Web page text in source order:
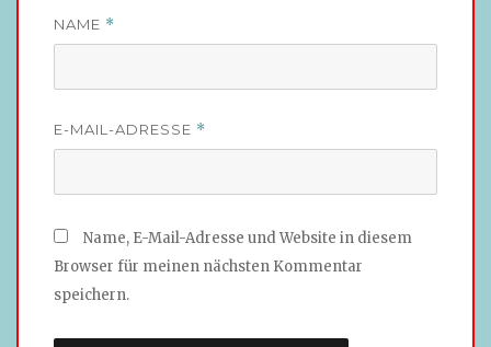
NAME *
E-MAIL-ADRESSE *
Name, E-Mail-Adresse und Website in diesem
Browser für meinen nächsten Kommentar
speichern.